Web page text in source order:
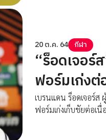
20 ต.ค. 64 กีฬา
“ร็อดเจอร์
ฟอร์มเก่งต่
เบรนแดน ร็อดเจอร์ส
ฟอร์มเก่งเก็บชัยต่อเ